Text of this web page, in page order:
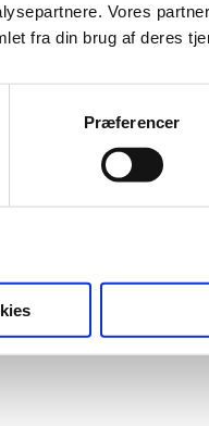
Vores
fra din brug af deres
Præferencer